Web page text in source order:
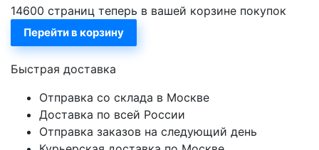
14600 страниц теперь в вашей корзине покупок
Перейти в корзину
Быстрая доставка
Отправка со склада в Москве
Доставка по всей России
Отправка заказов на следующий день